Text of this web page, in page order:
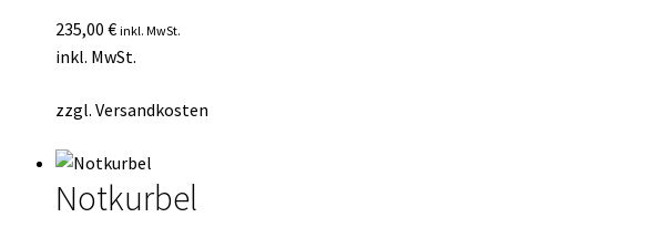
235,00 € inkl. MwSt.
inkl. MwSt.
zzgl. Versandkosten
Notkurbel